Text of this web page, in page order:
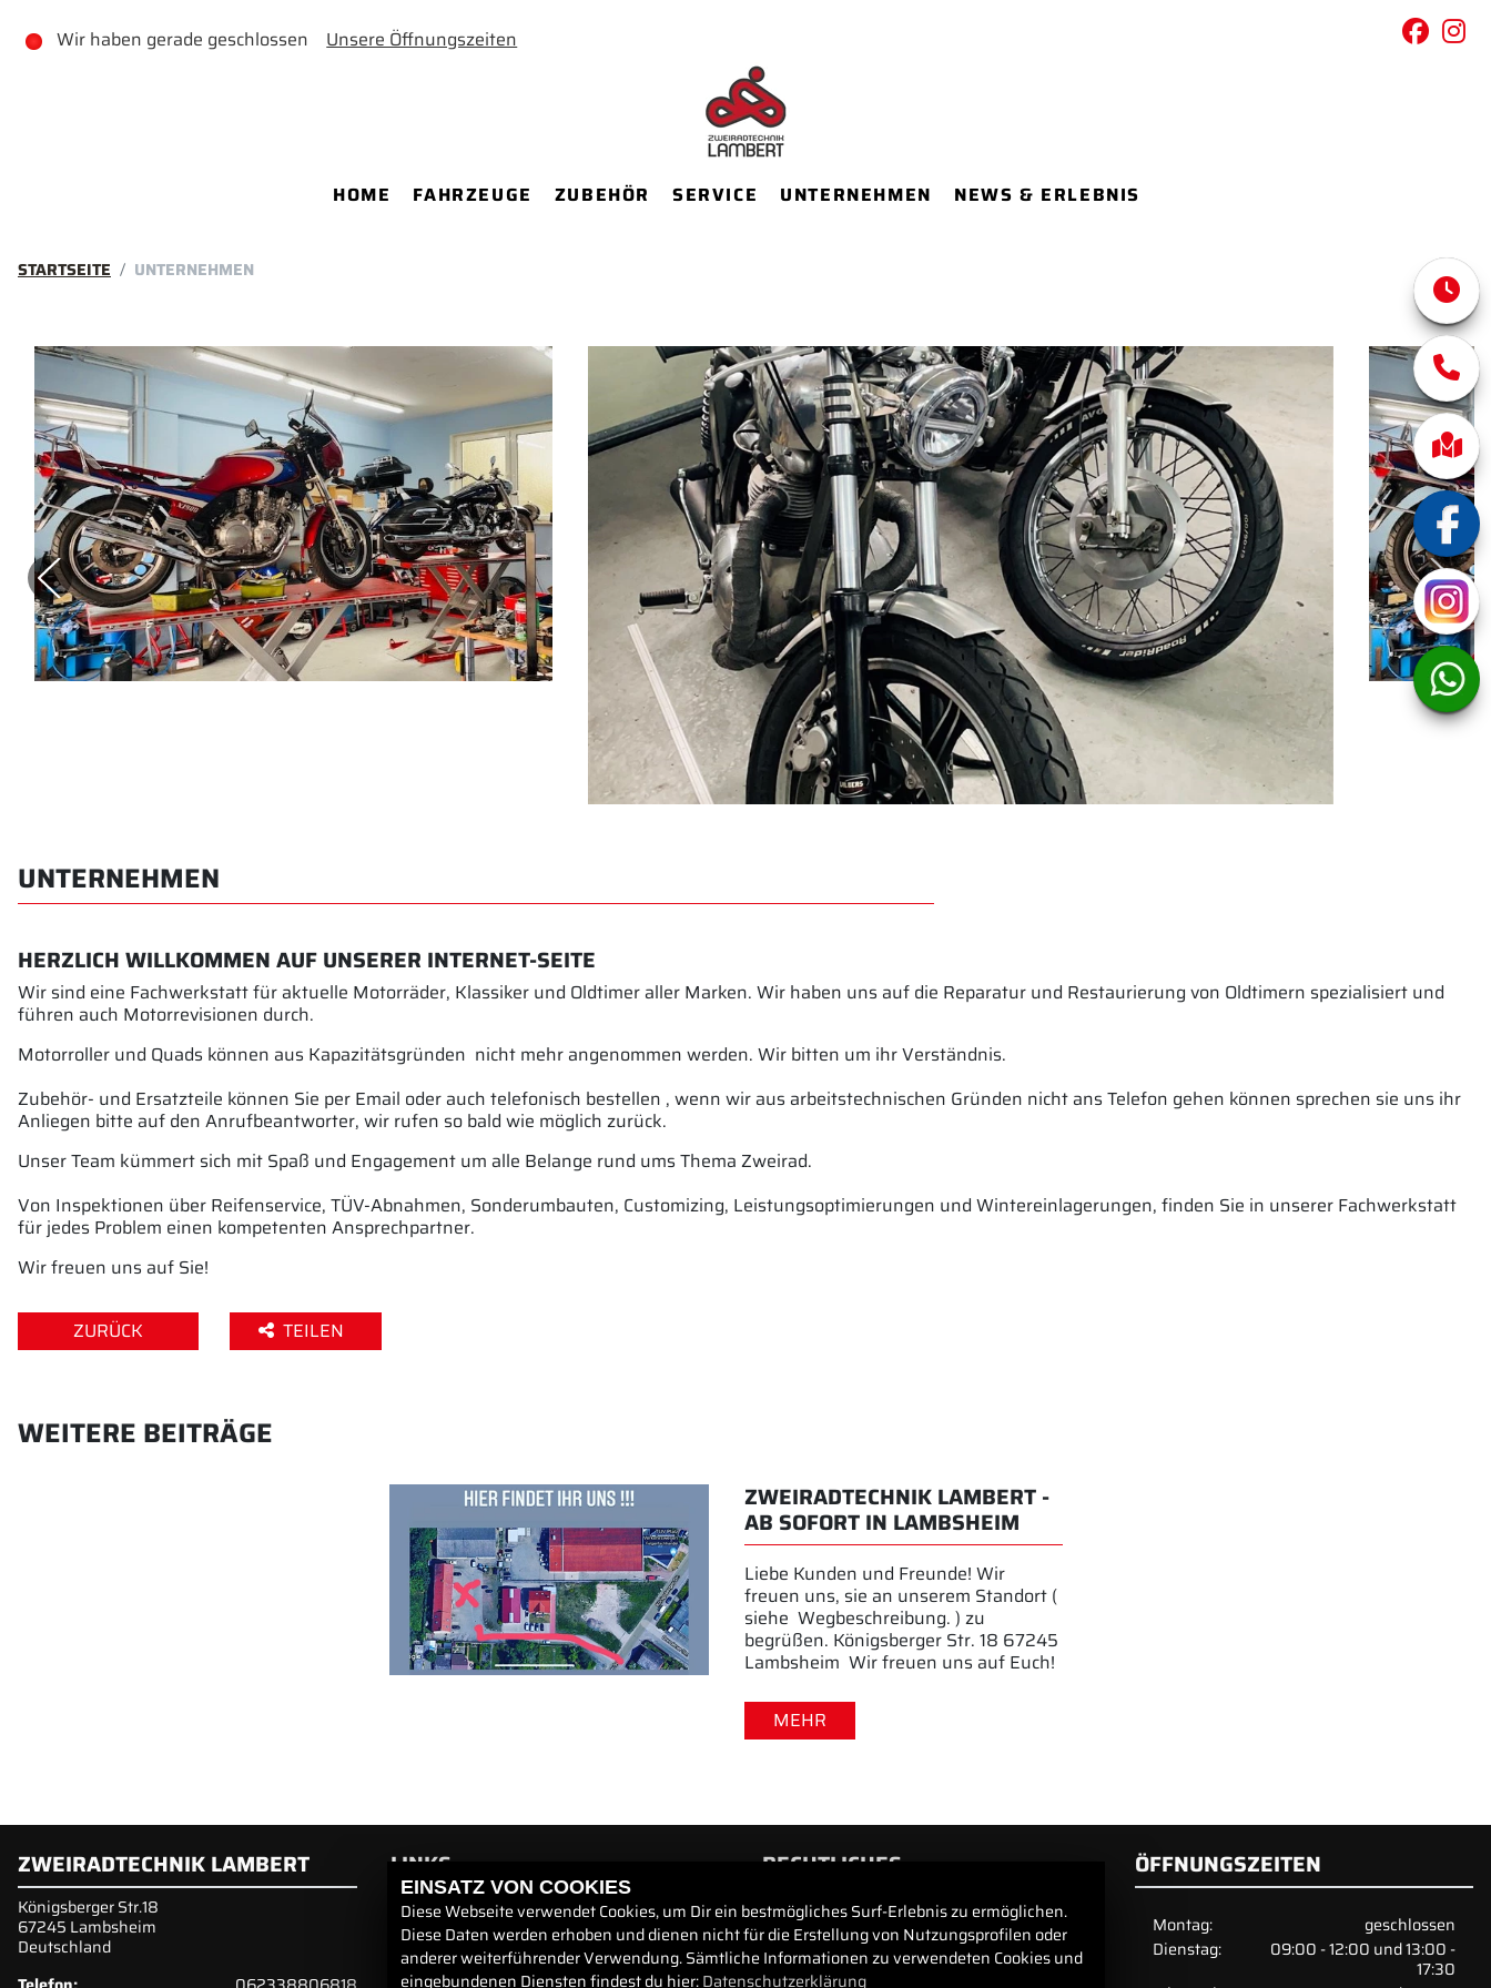
Wir haben gerade geschlossen Unsere Öffnungszeiten
HOME FAHRZEUGE ZUBEHÖR SERVICE UNTERNEHMEN NEWS & ERLEBNIS
STARTSEITE UNTERNEHMEN
UNTERNEHMEN
HERZLICH WILLKOMMEN AUF UNSERER INTERNET-SEITE
Wir sind eine Fachwerkstatt für aktuelle Motorräder, Klassiker und Oldtimer aller Marken. Wir haben uns auf die Reparatur und Restaurierung von Oldtimern spezialisiert und
führen auch Motorrevisionen durch.
Motorroller und Quads können aus Kapazitätsgründen nicht mehr angenommen werden. Wir bitten um ihr Verständnis.
Zubehör- und Ersatzteile können Sie per Email oder auch telefonisch bestellen , wenn wir aus arbeitstechnischen Gründen nicht ans Telefon gehen können sprechen sie uns ihr
Anliegen bitte auf den Anrufbeantworter, wir rufen so bald wie möglich zurück.
Unser Team kümmert sich mit Spaß und Engagement um alle Belange rund ums Thema Zweirad.
Von Inspektionen über Reifenservice, TÜV-Abnahmen, Sonderumbauten, Customizing, Leistungsoptimierungen und Wintereinlagerungen, finden Sie in unserer Fachwerkstatt
für jedes Problem einen kompetenten Ansprechpartner.
Wir freuen uns auf Sie!
ZURÜCK TEILEN
WEITERE BEITRÄGE
ZWEIRADTECHNIK LAMBERT -
AB SOFORT IN LAMBSHEIM
Liebe Kunden und Freunde! Wir
freuen uns, sie an unserem Standort (
siehe Wegbeschreibung. ) zu
begrüßen. Königsberger Str. 18 67245
Lambsheim Wir freuen uns auf Euch!
MEHR
ZWEIRADTECHNIK LAMBERT
Königsberger Str.18
67245 Lambsheim
Deutschland
LINKS
Unternehmen
Service
RECHTLICHES
AGB
Impressum
Datenschutz
ÖFFNUNGSZEITEN
Montag:
geschlossen
Dienstag:
09:00 - 12:00 und 13:00 -
17:30
EINSATZ VON COOKIES
Diese Webseite verwendet Cookies, um Dir ein bestmögliches Surf-Erlebnis zu ermöglichen.
Diese Daten werden erhoben und dienen nicht für die Erstellung von Nutzungsprofilen oder
anderer weiterführender Verwendung. Sämtliche Informationen zu verwendeten Cookies und
eingebundenen Diensten findest du hier:Datenschutzerklärung